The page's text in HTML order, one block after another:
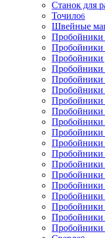
Станок для
Точило6
Швейные
Пробойники
Пробойники
Пробойники
Пробойники
Пробойники
Пробойники
Пробойники
Пробойники
Пробойники
Пробойники
Пробойники
Пробойники
Пробойники
Пробойники
Пробойники
Пробойники
Пробойники
Пробойники